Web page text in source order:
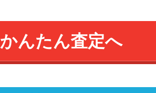
かんたん査定へ